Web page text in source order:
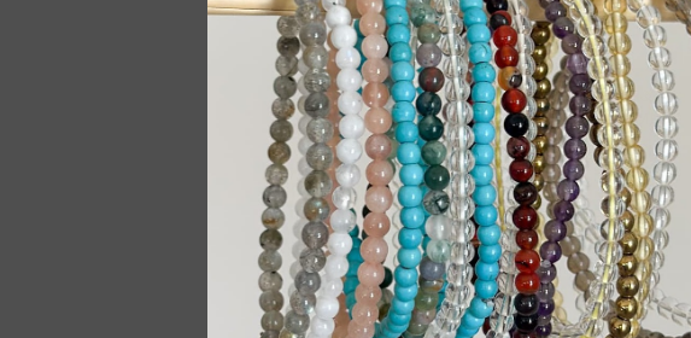
CRYSTAL DREAMS – PEACE &
HARMONY SILKE ØYEMASKE MED
AMETYST
1 390,00kr
Legg til